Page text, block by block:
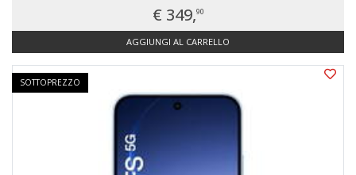
€ 349,90
AGGIUNGI AL CARRELLO
SOTTOPREZZO